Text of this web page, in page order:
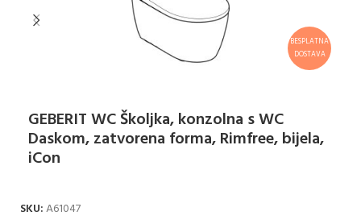
BESPLATNA
DOSTAVA
GEBERIT WC Školjka, konzolna s WC
Daskom, zatvorena forma, Rimfree, bijela,
iCon
SKU:A61047